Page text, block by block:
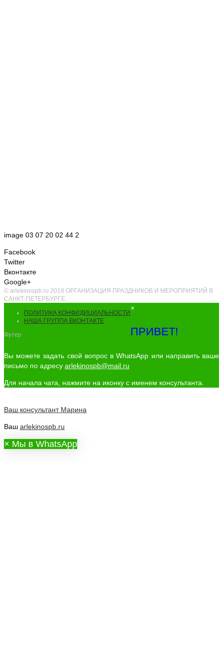
image 03 07 20 02 44 2
Facebook
Twitter
Вконтакте
Google+
© arlekinospb.ru 2018 ОРГАНИЗАЦИЯ ПРАЗДНИКОВ И МЕРОПРИЯТИЙ В
САНКТ-ПЕТЕРБУРГЕ.
ПОЛИТИКА КОНФИДИЦИАЛЬНОСТИ
НАША ГРУППА ВКОНТАКТЕ
Футер
×
ПРИВЕТ!
Вы можете задать свой вопрос в WhatsApp или направить ваше
письмо по адресу arlekinospb@mail.ru
Для начала чата, нажмите на иконку с именем консультанта.
Ваш консультант Марина
Ваш arlekinospb.ru
× Мы в WhatsApp